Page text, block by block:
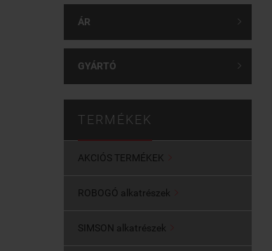
ÁR 
GYÁRTÓ 
TERMÉKEK
AKCIÓS TERMÉKEK
ROBOGÓ alkatrészek
SIMSON alkatrészek